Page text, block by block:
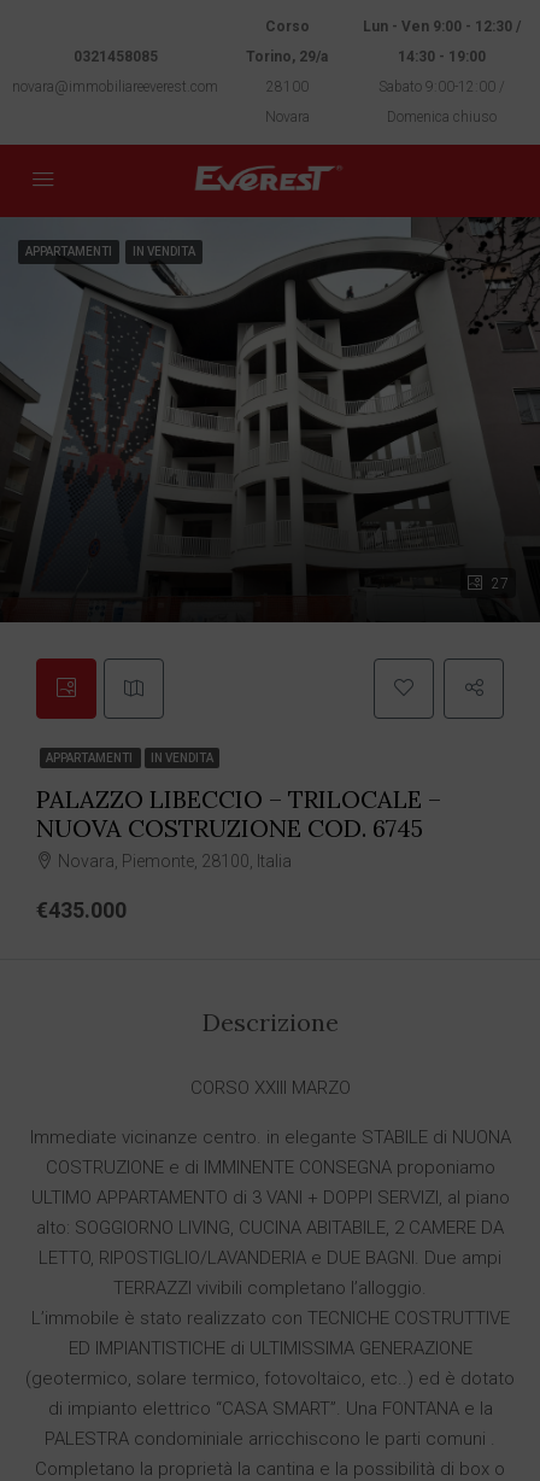
0321458085
novara@immobiliareeverest.com
Corso
Torino, 29/a
28100
Novara
Lun - Ven 9:00 - 12:30 /
14:30 - 19:00
Sabato 9:00-12:00 /
Domenica chiuso
27
APPARTAMENTI IN VENDITA
APPARTAMENTI IN VENDITA
PALAZZO LIBECCIO – TRILOCALE –
NUOVA COSTRUZIONE COD. 6745
Novara, Piemonte, 28100, Italia
€435.000
Descrizione
CORSO XXIII MARZO
Immediate vicinanze centro. in elegante STABILE di NUONA
COSTRUZIONE e di IMMINENTE CONSEGNA proponiamo
ULTIMO APPARTAMENTO di 3 VANI + DOPPI SERVIZI, al piano
alto: SOGGIORNO LIVING, CUCINA ABITABILE, 2 CAMERE DA
LETTO, RIPOSTIGLIO/LAVANDERIA e DUE BAGNI. Due ampi
TERRAZZI vivibili completano l’alloggio.
L’immobile è stato realizzato con TECNICHE COSTRUTTIVE
ED IMPIANTISTICHE di ULTIMISSIMA GENERAZIONE
(geotermico, solare termico, fotovoltaico, etc..) ed è dotato
di impianto elettrico “CASA SMART”. Una FONTANA e la
PALESTRA condominiale arricchiscono le parti comuni .
Completano la proprietà la cantina e la possibilità di box o